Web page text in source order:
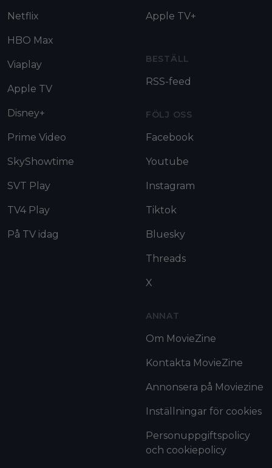
Netflix
HBO Max
Viaplay
Apple TV
Disney+
Prime Video
SkyShowtime
SVT Play
TV4 Play
På TV idag
Apple TV+
BESTÄLL
RSS-feed
FÖLJ OSS
Facebook
Youtube
Instagram
Tiktok
Bluesky
Threads
X
ANNAT
Om MovieZine
Kontakta MovieZine
Annonsera på Moviezine
Inställningar för cookies
Personuppgiftspolicy
och cookiepolicy